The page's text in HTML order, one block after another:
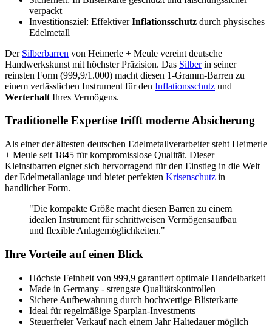
verpackt
Investitionsziel: EffektiverInflationsschutz durch physisches
Edelmetall
Der Silberbarren von Heimerle + Meule vereint deutsche
Handwerkskunst mit höchster Präzision. Das Silberin seiner
reinsten Form (999,9/1.000) macht diesen 1-Gramm-Barren zu
einem verlässlichen Instrument für den Inflationsschutz und
Werterhalt Ihres Vermögens.
Traditionelle Expertise trifft moderne Absicherung
Als einer der ältesten deutschen Edelmetallverarbeiter steht Heimerle
+ Meule seit 1845 für kompromisslose Qualität. Dieser
Kleinstbarren eignet sich hervorragend für den Einstieg in die Welt
der Edelmetallanlage und bietet perfekten Krisenschutz in
handlicher Form.
"Die kompakte Größe macht diesen Barren zu einem
idealen Instrument für schrittweisen Vermögensaufbau
und flexible Anlagemöglichkeiten."
Ihre Vorteile auf einen Blick
Höchste Feinheit von 999,9 garantiert optimale Handelbarkeit
Made in Germany - strengste Qualitätskontrollen
Sichere Aufbewahrung durch hochwertige Blisterkarte
Ideal für regelmäßige Sparplan-Investments
Steuerfreier Verkauf nach einem Jahr Haltedauer möglich